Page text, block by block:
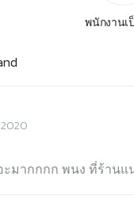
พนักงานเ
ะมากกกก พนง ที่ร้าน